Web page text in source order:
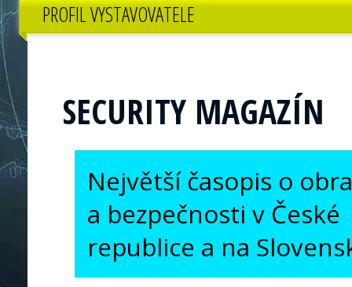
PROFIL VYSTAVOVATELE
SECURITY MAGAZÍN
Největší časopis o
a bezpečnosti v České
republice a na